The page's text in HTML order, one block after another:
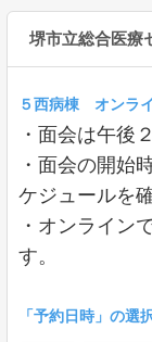
堺市立総合医療
５西病棟 オンラ
・面会は午後
・面会の開始
ケジュールを
・オンライン
す。
「予約日時」の選